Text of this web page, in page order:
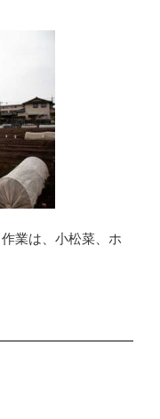
業は、小松菜、ホ